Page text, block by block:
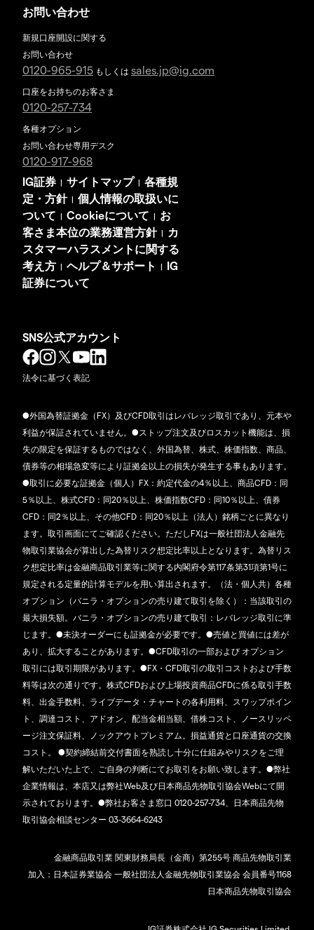
お問い合わせ
新規口座開設に関する
お問い合わせ
0120-965-915 もしくは sales.jp@ig.com
口座をお持ちのお客さま
0120-257-734
各種オプション
お問い合わせ専用デスク
0120-917-968
IG証券 | サイトマップ | 各種規
定・方針| 個人情報の取扱いに
ついて | Cookieについて | お
客さま本位の業務運営方針|
カ
スタマーハラスメントに関する
考え方 | ヘルプ＆サポート | IG
証券について
SNS公式アカウント
法令に基づく表記
●外国為替証拠金（FX）及びCFD取引はレバレッジ取引であり、元本や
利益が保証されていません。●ストップ注文及びロスカット機能は、損
失の限定を保証するものではなく、外国為替、株式、株価指数、商品、
債券等の相場急変等により証拠金以上の損失が発生する事もあります。
●取引に必要な証拠金（個人）FX：約定代金の4％以上、商品CFD：同
5％以上、株式CFD：同20％以上、株価指数CFD：同10％以上、債券
CFD：同2％以上、その他CFD：同20％以上（法人）銘柄ごとに異なり
ます。取引画面にてご確認ください。ただしFXは一般社団法人金融先
物取引業協会が算出した為替リスク想定比率以上となります。為替リス
ク想定比率は金融商品取引業等に関する内閣府令第117条第31項第1号に
規定される定量的計算モデルを用い算出されます。（法・個人共）各種
オプション（バニラ・オプションの売り建て取引を除く）：当該取引の
最大損失額。バニラ・オプションの売り建て取引：レバレッジ取引に準
じます。●未決オーダーにも証拠金が必要です。●売値と買値には差が
あり、拡大することがあります。●CFD取引の一部および オプション
取引には取引期限があります。●FX・CFD取引の取引コストおよび手数
料等は次の通りです。株式CFDおよび上場投資商品CFDに係る取引手数
料、出金手数料、ライブデータ・チャートの各利用料、スワップポイン
ト、調達コスト、アドオン、配当金相当額、借株コスト、ノースリッペ
ージ注文保証料、ノックアウトプレミアム。損益通貨と口座通貨の交換
コスト。 ●契約締結前交付書面を熟読し十分に仕組みやリスクをご理
解いただいた上で、ご自身の判断にてお取引をお願い致します。●弊社
企業情報は、本店又は弊社Web及び日本商品先物取引協会Webにて開
示されております。●弊社お客さま窓口 0120-257-734、日本商品先物
取引協会相談センター 03-3664-6243
金融商品取引業 関東財務局長（金商）第255号 商品先物取引業
加入：日本証券業協会 一般社団法人金融先物取引業協会 会員番号1168
日本商品先物取引協会